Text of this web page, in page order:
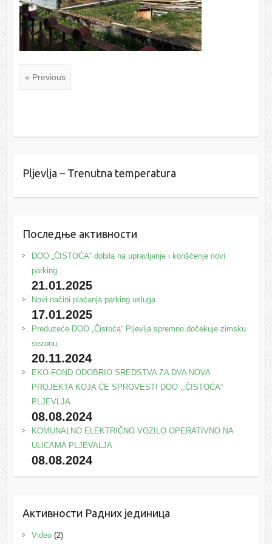
« Previous
Pljevlja – Trenutna temperatura
Последње активности
DOO „ČISTOĆA“ dobila na upravljanje i korišćenje novi
parking
21.01.2025
Novi načini plaćanja parking usluga
17.01.2025
Preduzeće DOO „Čistoća“ Pljevlja spremno dočekuje zimsku
sezonu.
20.11.2024
EKO-FOND ODOBRIO SREDSTVA ZA DVA NOVA
PROJEKTA KOJA ĆE SPROVESTI DOO ,,ČISTOĆA“
PLJEVLJA
08.08.2024
KOMUNALNO ELEKTRIČNO VOZILO OPERATIVNO NA
ULICAMA PLJEVALJA
08.08.2024
Активности Радних јединица
Video(2)